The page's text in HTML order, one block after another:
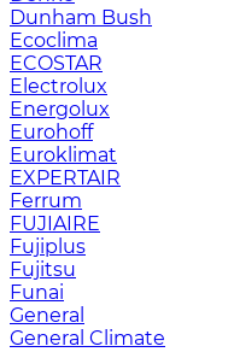
Dunham Bush
Ecoclima
ECOSTAR
Electrolux
Energolux
Eurohoff
Euroklimat
EXPERTAIR
Ferrum
FUJIAIRE
Fujiplus
Fujitsu
Funai
General
General Climate